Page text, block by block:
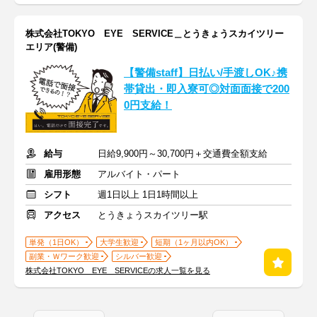
株式会社TOKYO EYE SERVICE＿とうきょうスカイツリー
エリア(警備)
【警備staff】日払い/手渡しOK♪携
帯貸出・即入寮可◎対面面接で200
0円支給！
給与
日給9,900円～30,700円＋交通費全額支給
雇用形態
アルバイト・パート
シフト
週1日以上 1日1時間以上
アクセス
とうきょうスカイツリー駅
単発（1日OK） 大学生歓迎
短期（1ヶ月以内OK）
副業・Ｗワーク歓迎
シルバー歓迎
株式会社TOKYO EYE SERVICEの求人一覧を見る